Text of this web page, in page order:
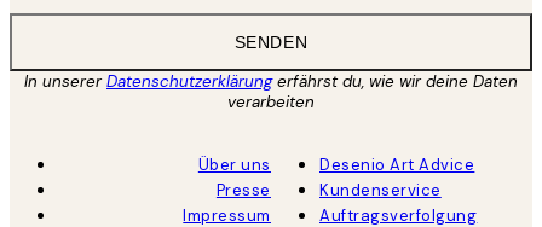
SENDEN
In unsererDatenschutzerklärungerfährst du, wie wir deine Daten
verarbeiten
Über uns
Presse
Impressum
Desenio Art Advice
Kundenservice
Auftragsverfolgung